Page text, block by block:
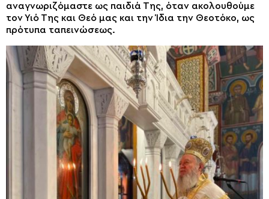
αναγνωριζόμαστε ως παιδιά Της, όταν ακολουθούμε
τον Υιό Της και Θεό μας και την Ίδια την Θεοτόκο, ως
πρότυπα ταπεινώσεως.